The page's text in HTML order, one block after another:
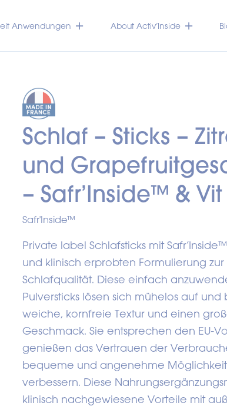
Anwendungen About Activ’Inside
Schlaf – Sticks –
und
– Safr’Inside™ & Vit
Safr'Inside™
Private label Schlafsticks mit
und klinisch erprobten Formulierung
Schlafqualität. Diese einfach
Pulversticks lösen sich mühelos auf
weiche, kornfreie Textur und einen
Geschmack. Sie entsprechen den EU-
genießen das Vertrauen der
bequeme und angenehme
verbessern. Diese
klinisch nachgewiesene Vorteile mit